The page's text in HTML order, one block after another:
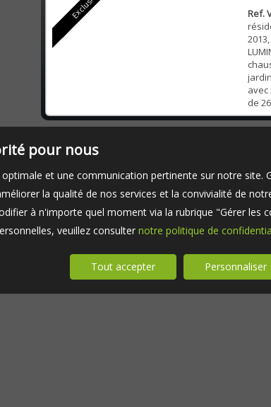
Ref.
de
sur
un
pour nous
et une communication pertinente sur notre
la qualité de nos services et la convivialité de
à n'importe quel moment via la rubrique "Gérer
veuillez consulter notre politique de
Tout accepter Personnaliser